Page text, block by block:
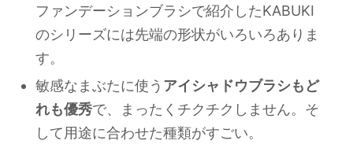
ファンデーションブラシで紹介したKABUKI
のシリーズには先端の形状がいろいろありま
す。
敏感なまぶたに使う アイシャドウブラシもど
れも優秀で、まったくチクチクしません。そ
して用途に合わせた種類がすごい。